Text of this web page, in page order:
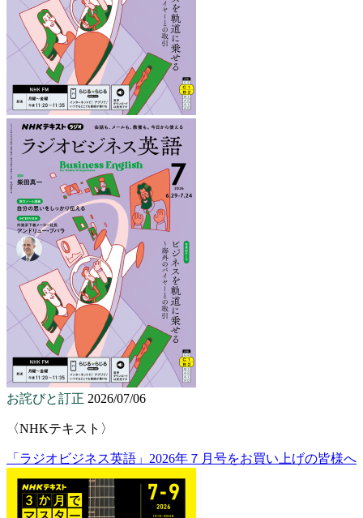
お詫びと訂正 2026/07/06
〈NHKテキスト〉
「ラジオビジネス英語」2026年７月号をお買い上げの皆様へ